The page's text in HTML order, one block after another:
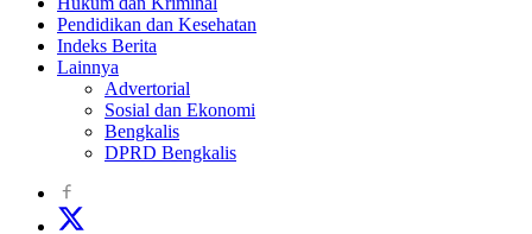
Pendidikan dan Kesehatan
Indeks Berita
Lainnya
Advertorial
Sosial dan Ekonomi
Bengkalis
DPRD Bengkalis